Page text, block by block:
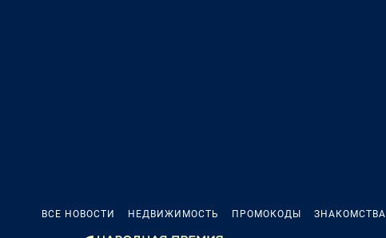
ВСЕ НОВОСТИ НЕДВИЖИМОСТЬ ПРОМОКОДЫ ЗНАКОМСТВА